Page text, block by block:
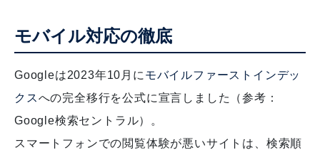
モバイル対応の徹底
Googleは2023年10月に モバイルファーストインデッ
クスへの完全移行を公式に宣言しました（参考：
Google検索セントラル）。
スマートフォンでの閲覧体験が悪いサイトは、検索順